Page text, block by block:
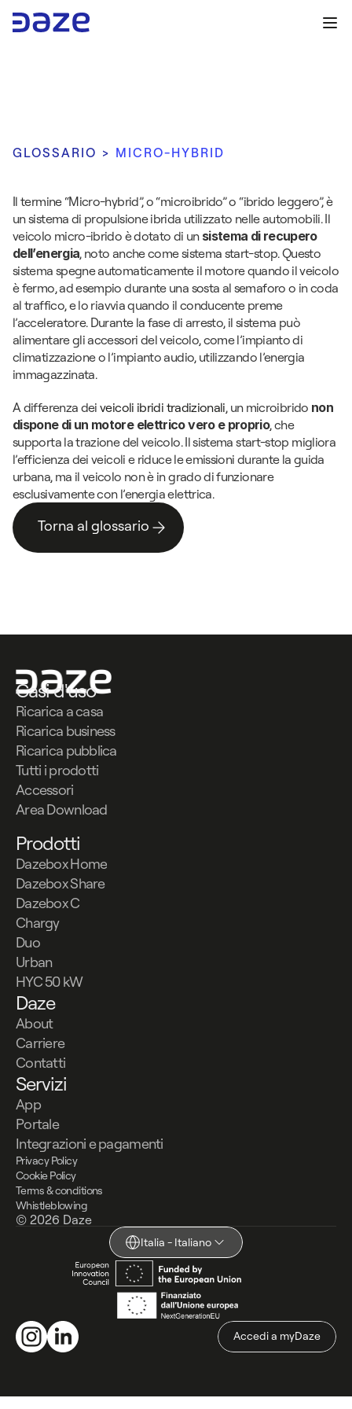
GLOSSARIO > MICRO-HYBRID
Il termine “Micro-hybrid”, o “microibrido” o “ibrido leggero”, è
un sistema di propulsione ibrida utilizzato nelle automobili. Il
veicolo micro-ibrido è dotato di un sistema di recupero
dell’energia, noto anche come sistema start-stop. Questo
sistema spegne automaticamente il motore quando il veicolo
è fermo, ad esempio durante una sosta al semaforo o in coda
al traffico, e lo riavvia quando il conducente preme
l’acceleratore. Durante la fase di arresto, il sistema può
alimentare gli accessori del veicolo, come l’impianto di
climatizzazione o l’impianto audio, utilizzando l’energia
immagazzinata.
A differenza dei veicoli ibridi tradizionali, un microibrido non
dispone di un motore elettrico vero e proprio, che
supporta la trazione del veicolo. Il sistema start-stop migliora
l’efficienza dei veicoli e riduce le emissioni durante la guida
urbana, ma il veicolo non è in grado di funzionare
esclusivamente con l’energia elettrica.
Torna al glossario
Casi d'uso
Ricarica a casa
Ricarica business
Ricarica pubblica
Tutti i prodotti
Accessori
Area Download
Prodotti
Dazebox Home
Dazebox Share
Dazebox C
Chargy
Duo
Urban
HYC 50 kW
Daze
About
Carriere
Contatti
Servizi
App
Portale
Integrazioni e pagamenti
© 2026 Daze
Privacy Policy
Cookie Policy
Terms & conditions
Whistleblowing
Accedi a myDaze
Accedi a myDaze
Italia - Italiano